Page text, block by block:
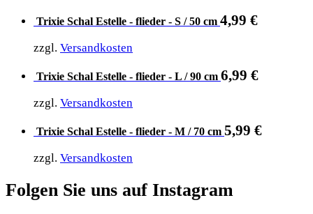
Trixie Schal Estelle - flieder - S / 50 cm 4,99 €
zzgl. Versandkosten
Trixie Schal Estelle - flieder - L / 90 cm 6,99 €
zzgl. Versandkosten
Trixie Schal Estelle - flieder - M / 70 cm 5,99 €
zzgl. Versandkosten
Folgen Sie uns auf Instagram